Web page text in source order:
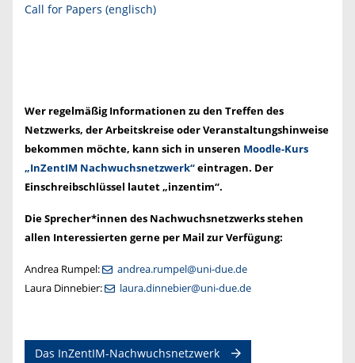
Call for Papers (englisch)
Wer regelmäßig Informationen zu den Treffen des
Netzwerks, der Arbeitskreise oder Veranstaltungshinweise
bekommen möchte, kann sich in unseren Moodle-Kurs
„InZentIM Nachwuchsnetzwerk“eintragen. Der
Einschreibschlüssel lautet „inzentim“.
Die Sprecher*innen des Nachwuchsnetzwerks stehen
allen Interessierten gerne per Mail zur Verfügung:
Andrea Rumpel:
andrea.rumpel@uni-due.de
Laura Dinnebier:
laura.dinnebier@uni-due.de
Das InZentIM-Nachwuchsnetzwerk